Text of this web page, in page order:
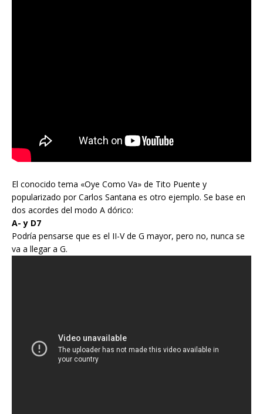
El conocido tema «Oye Como Va» de Tito Puente y
popularizado por Carlos Santana es otro ejemplo. Se base en
dos acordes del modo A dórico:
A- y D7
Podría pensarse que es el II-V de G mayor, pero no, nunca se
va a llegar a G.